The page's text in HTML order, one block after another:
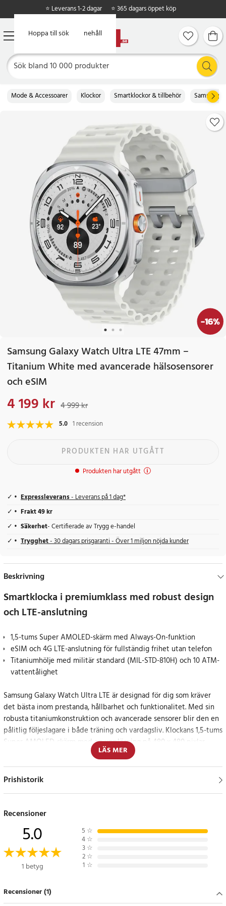
Hoppa till huvudinnehåll
Hoppa till sök
⭐ Leverans 1-2 dagar ⭐ 365 dagars öppet köp
Mode & Accessoarer Klockor Smartklockor & tillbehör Samsung
-16%
Samsung Galaxy Watch Ultra LTE 47mm –
Titanium White med avancerade hälsosensorer
och eSIM
Nuvarande pris:
4 199 kr 4 999 kr
5.0 1 recension
PRODUKTEN HAR UTGÅTT
Produkten har utgått
Expressleverans- Leverans på 1 dag*
Frakt 49 kr
Säkerhet- Certifierade av Trygg e-handel
Trygghet- 30 dagars prisgaranti - Över 1 miljon nöjda kunder
Beskrivning
Smartklocka i premiumklass med robust design
och LTE-anslutning
1,5-tums Super AMOLED-skärm med Always-On-funktion
eSIM och 4G LTE-anslutning för fullständig frihet utan telefon
Titaniumhölje med militär standard (MIL-STD-810H) och 10 ATM-
vattentålighet
Samsung Galaxy Watch Ultra LTE är designad för dig som kräver
det bästa inom prestanda, hållbarhet och funktionalitet. Med sin
robusta titaniumkonstruktion och avancerade sensorer blir den en
pålitlig följeslagare i både träning och vardagsliv. Klockans 1,5-tums
Super AMOLED-skärm med en upplösning på 480 x 480 pixlar
erbjuder kristallklar bildkvalitet och en Always-On-display för
snabb tillgång till information.
att ha din smartphone i närheten.
Avancerad hälso- och träningsspårning
Galaxy Watch Ultra LTE är utrustad med optiska sensorer som
övervakar din hjärtfrekvens, blodtryck och syrenivåer i realtid. Den
fysiska aktivitet med hög precision, medan
LÄS MER
Prishistorik
Recensioner
5.0
1 betyg
5 ☆
4 ☆
3 ☆
2 ☆
1 ☆
Recensioner (1)